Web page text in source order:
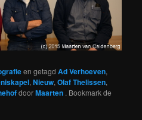
en getagdAd Verhoeven,
,Nieuw,Olaf Thelissen,
doorMaarten . Bookmark de